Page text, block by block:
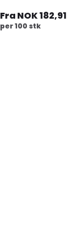
Fra NOK 182,91
per 100 stk